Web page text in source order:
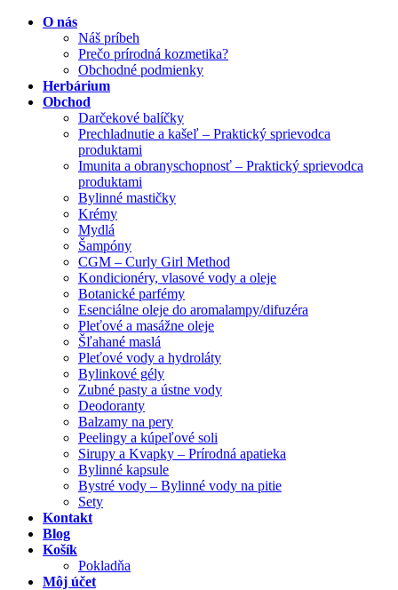
O nás
Náš príbeh
Prečo prírodná kozmetika?
Obchodné podmienky
Herbárium
Obchod
Darčekové balíčky
Prechladnutie a kašeľ – Praktický sprievodca
produktami
Imunita a obranyschopnosť – Praktický sprievodca
produktami
Bylinné mastičky
Krémy
Mydlá
Šampóny
CGM – Curly Girl Method
Kondicionéry, vlasové vody a oleje
Botanické parfémy
Esenciálne oleje do aromalampy/difuzéra
Pleťové a masážne oleje
Šľahané maslá
Pleťové vody a hydroláty
Bylinkové gély
Zubné pasty a ústne vody
Deodoranty
Balzamy na pery
Peelingy a kúpeľové soli
Sirupy a Kvapky – Prírodná apatieka
Bylinné kapsule
Bystré vody – Bylinné vody na pitie
Sety
Kontakt
Blog
Košík
Pokladňa
Môj účet